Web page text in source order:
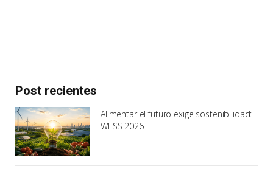
Post recientes
Alimentar el futuro exige sostenibilidad:
WESS 2026